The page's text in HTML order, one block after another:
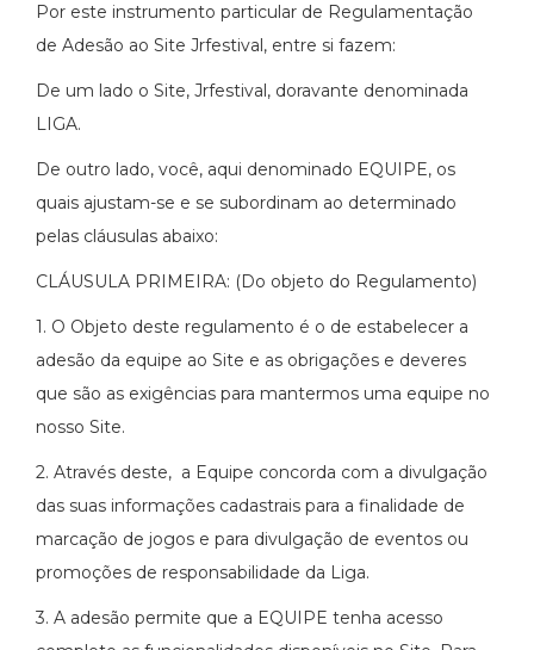
Por este instrumento particular de Regulamentação
de Adesão ao Site Jrfestival, entre si fazem:
De um lado o Site, Jrfestival, doravante denominada
LIGA.
De outro lado, você, aqui denominado EQUIPE, os
quais ajustam-se e se subordinam ao determinado
pelas cláusulas abaixo:
CLÁUSULA PRIMEIRA: (Do objeto do Regulamento)
1. O Objeto deste regulamento é o de estabelecer a
adesão da equipe ao Site e as obrigações e deveres
que são as exigências para mantermos uma equipe no
nosso Site.
2. Através deste, a Equipe concorda com a divulgação
das suas informações cadastrais para a finalidade de
marcação de jogos e para divulgação de eventos ou
promoções de responsabilidade da Liga.
3. A adesão permite que a EQUIPE tenha acesso